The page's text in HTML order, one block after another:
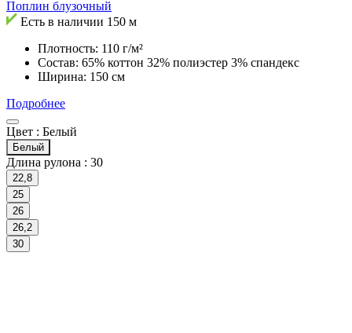
Поплин блузочный
Есть в наличии 150 м
Плотность: 110 г/м²
Состав: 65% коттон 32% полиэстер 3% спандекс
Ширина: 150 см
Подробнее
Цвет : Белый
Белый
Длина рулона : 30
22,8
25
26
26,2
30